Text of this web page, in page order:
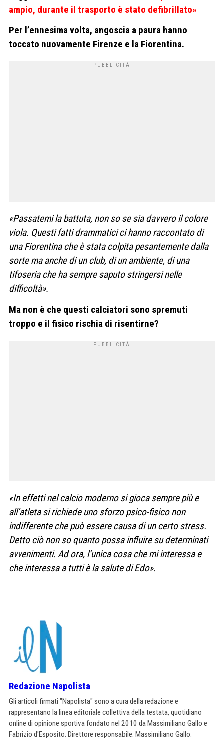
ampio, durante il trasporto è stato defibrillato»
Per l’ennesima volta, angoscia a paura hanno
toccato nuovamente Firenze e la Fiorentina.
«Passatemi la battuta, non so se sia davvero il colore
viola. Questi fatti drammatici ci hanno raccontato di
una Fiorentina che è stata colpita pesantemente dalla
sorte ma anche di un club, di un ambiente, di una
tifoseria che ha sempre saputo stringersi nelle
difficoltà».
Ma non è che questi calciatori sono spremuti
troppo e il fisico rischia di risentirne?
«In effetti nel calcio moderno si gioca sempre più e
all’atleta si richiede uno sforzo psico-fisico non
indifferente che può essere causa di un certo stress.
Detto ciò non so quanto possa influire su determinati
avvenimenti. Ad ora, l’unica cosa che mi interessa e
che interessa a tutti è la salute di Edo».
Redazione Napolista
Gli articoli firmati "Napolista" sono a cura della redazione e
rappresentano la linea editoriale collettiva della testata, quotidiano
online di opinione sportiva fondato nel 2010 da Massimiliano Gallo e
Fabrizio d'Esposito. Direttore responsabile: Massimiliano Gallo.